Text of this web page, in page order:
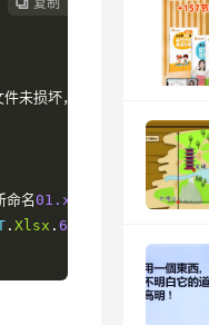
未损坏，并且文件扩展名与文
命名01 .xlsx
，试一下能正常
. Xlsx . 6